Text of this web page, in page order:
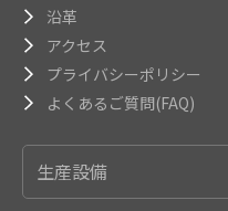
沿革
アクセス
プライバシーポリシー
よくあるご質問(FAQ)
生産設備